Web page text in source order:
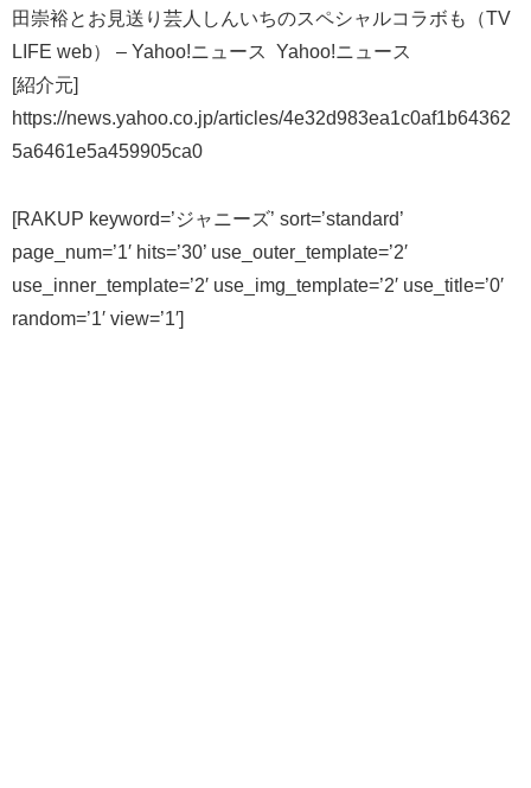
田崇裕とお見送り芸人しんいちのスペシャルコラボも（TV
LIFE web） – Yahoo!ニュース Yahoo!ニュース
[紹介元]
https://news.yahoo.co.jp/articles/4e32d983ea1c0af1b64362
5a6461e5a459905ca0
[RAKUP keyword=’ジャニーズ’ sort=’standard’
page_num=’1′ hits=’30’ use_outer_template=’2′
use_inner_template=’2′ use_img_template=’2′ use_title=’0′
random=’1′ view=’1′]